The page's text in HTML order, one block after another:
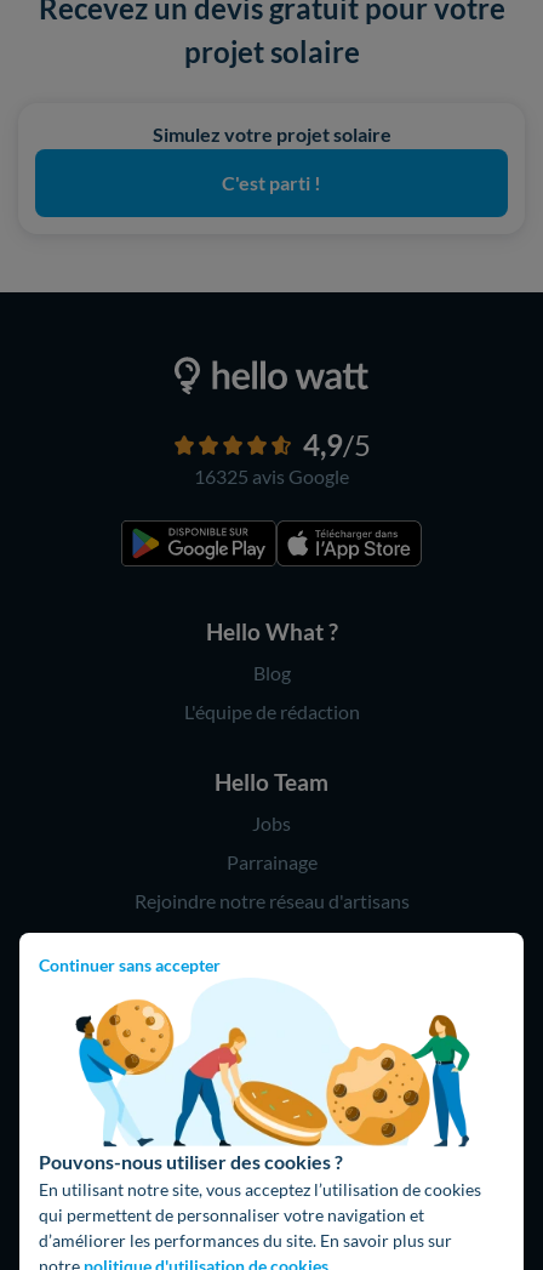
Continuer sans accepter
Pouvons-nous utiliser des cookies ?
En utilisant notre site, vous acceptez l’utilisation de cookies
qui permettent de personnaliser votre navigation et
d’améliorer les performances du site. En savoir plus sur
notre politique d'utilisation de cookies.
Recevez un devis gratuit pour votre
projet solaire
Simulez votre projet solaire
C'est parti !
4,9/5
16325 avis Google
Hello What ?
Blog
L'équipe de rédaction
Hello Team
Jobs
Parrainage
Rejoindre notre réseau d'artisans
09 75 18 60 60
(8h-21h)
75018 Paris
Fait avec ⚡ par Hello Watt